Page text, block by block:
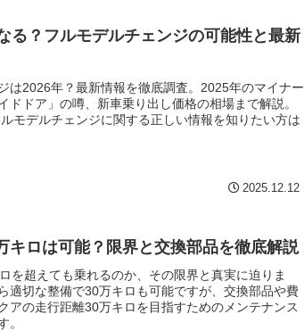
る？フルモデルチェンジの可能性と最新
は2026年？最新情報を徹底調査。2025年のマイナー
ドドア」の噂、新車乗り出し価格の相場まで解説。
モデルチェンジに関する正しい情報を知りたい方は
2025.12.12
キロは可能？限界と交換部品を徹底解説
を超えても乗れるのか、その限界と真実に迫りま
適切な整備で30万キロも可能ですが、交換部品や費
アの走行距離30万キロを目指すためのメンテナンス
。